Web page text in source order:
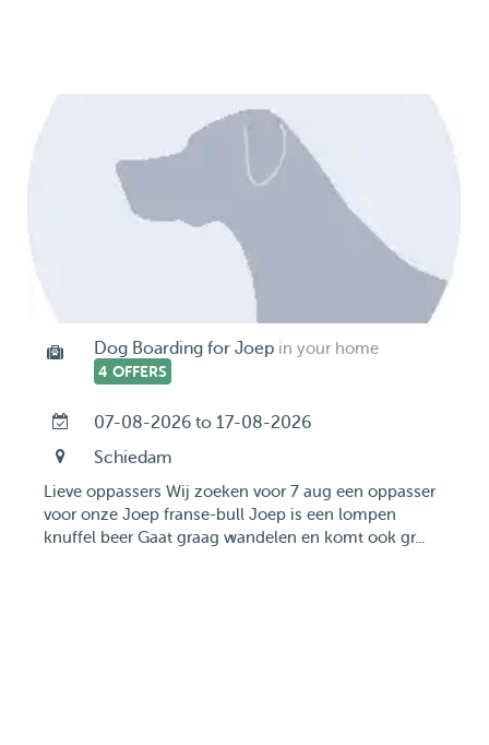
Dog Boarding for Joep in your home
4 OFFERS
07-08-2026 to 17-08-2026
Schiedam
Lieve oppassers Wij zoeken voor 7 aug een oppasser
voor onze Joep franse-bull Joep is een lompen
knuffel beer Gaat graag wandelen en komt ook gr...